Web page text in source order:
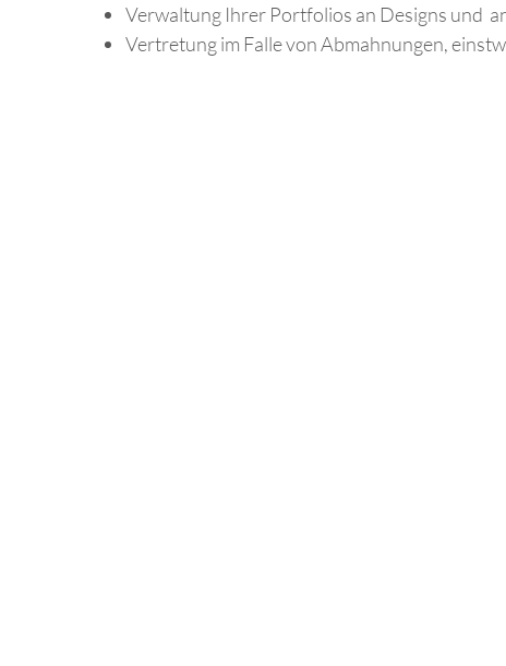
Verwaltung Ihrer Portfolios an Designs und
Vertretung im Falle von Abmahnungen,